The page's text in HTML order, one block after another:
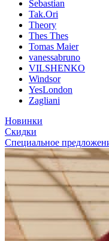
Sebastian
Tak.Ori
Theory
Thes Thes
Tomas Maier
vanessabruno
VILSHENKO
Windsor
YesLondon
Zagliani
Новинки
Скидки
Специальное